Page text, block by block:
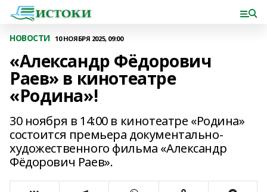
НОВОСТИ 10 НОЯБРЯ 2025, 09:00
«Александр Фёдорович
Раев» в кинотеатре
«Родина»!
30 ноября в 14:00 в кинотеатре «Родина»
состоится премьера документально-
художественного фильма «Александр
Фёдорович Раев».